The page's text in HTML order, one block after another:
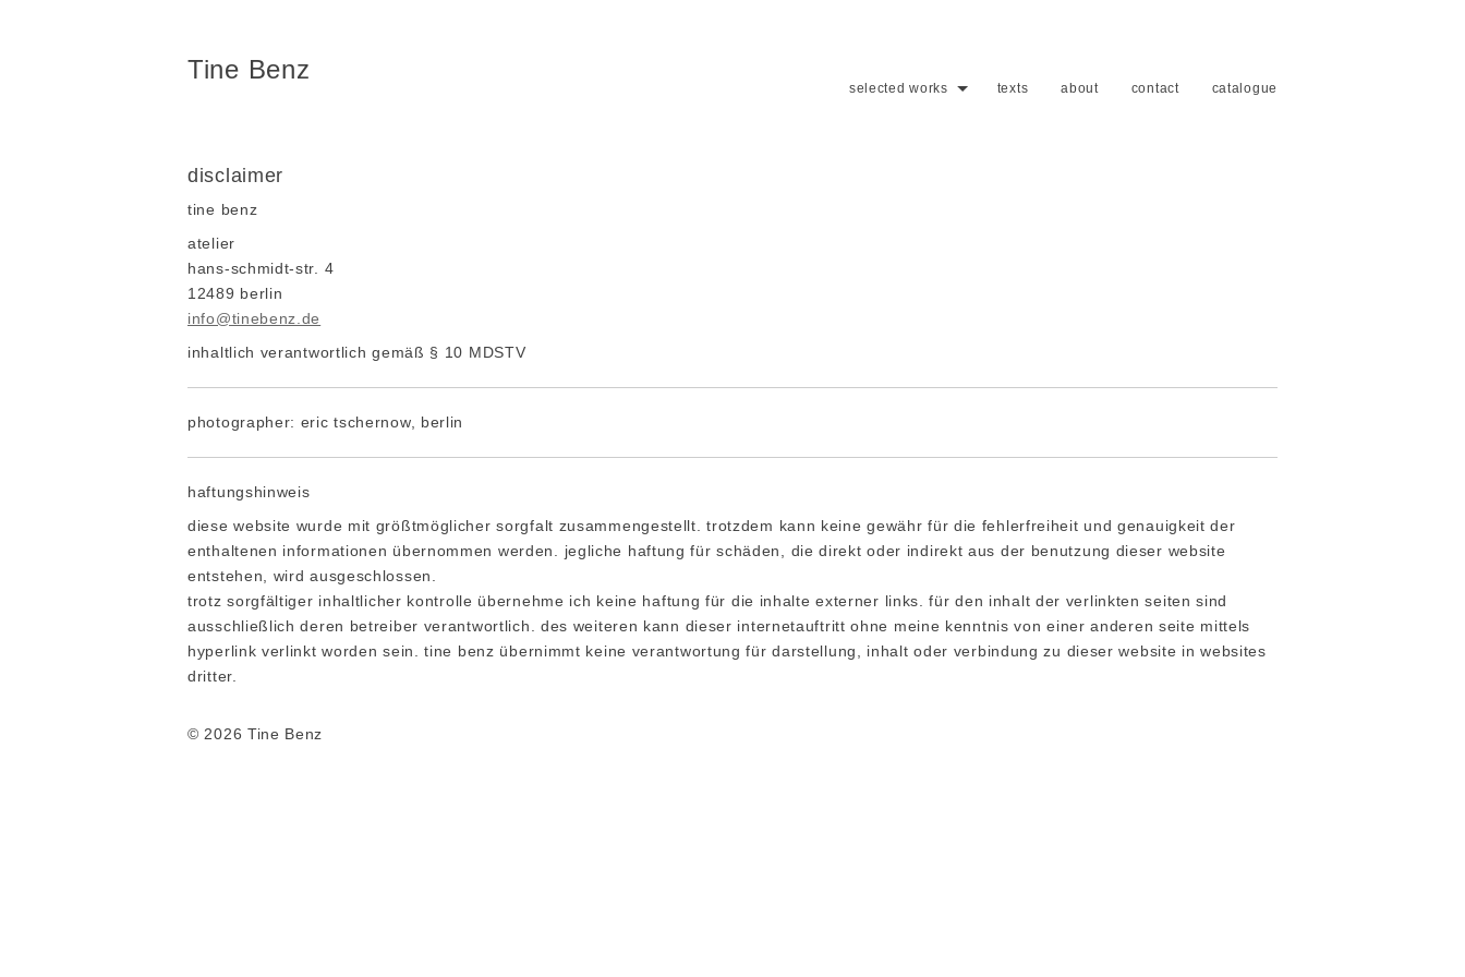
Tine Benz
selected works texts about contact catalogue
disclaimer
tine benz
atelier
hans-schmidt-str. 4
12489 berlin
info@tinebenz.de
inhaltlich verantwortlich gemäß § 10 MDSTV
photographer: eric tschernow, berlin
haftungshinweis
diese website wurde mit größtmöglicher sorgfalt zusammengestellt. trotzdem kann keine gewähr für die fehlerfreiheit und genauigkeit der
enthaltenen informationen übernommen werden. jegliche haftung für schäden, die direkt oder indirekt aus der benutzung dieser website
entstehen, wird ausgeschlossen.
trotz sorgfältiger inhaltlicher kontrolle übernehme ich keine haftung für die inhalte externer links. für den inhalt der verlinkten seiten sind
ausschließlich deren betreiber verantwortlich. des weiteren kann dieser internetauftritt ohne meine kenntnis von einer anderen seite mittels
hyperlink verlinkt worden sein. tine benz übernimmt keine verantwortung für darstellung, inhalt oder verbindung zu dieser website in websites
dritter.
© 2026 Tine Benz